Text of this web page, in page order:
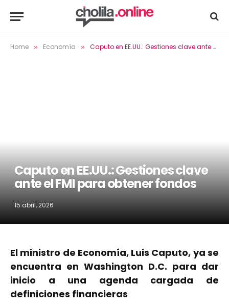
Home » Economía » Caputo en EE.UU.: Gestiones clave ante el FMI para obtener fondos
Caputo en EE.UU.: Gestiones clave
ante el FMI para obtener fondos
15 abril, 2026
El ministro de Economía, Luis Caputo, ya se
encuentra en Washington D.C. para dar
inicio a una agenda cargada de
definiciones financieras